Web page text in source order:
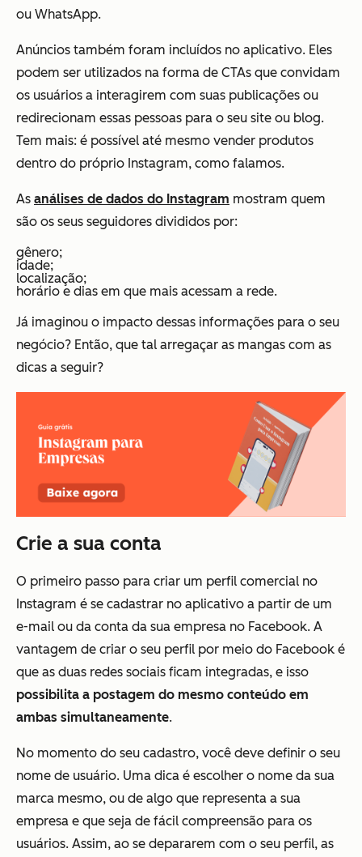
ou WhatsApp.
Anúncios também foram incluídos no aplicativo. Eles
podem ser utilizados na forma de CTAs que convidam
os usuários a interagirem com suas publicações ou
redirecionam essas pessoas para o seu site ou blog.
Tem mais: é possível até mesmo vender produtos
dentro do próprio Instagram, como falamos.
As análises de dados do Instagram mostram quem
são os seus seguidores divididos por:
gênero;
idade;
localização;
horário e dias em que mais acessam a rede.
Já imaginou o impacto dessas informações para o seu
negócio? Então, que tal arregaçar as mangas com as
dicas a seguir?
Crie a sua conta
O primeiro passo para criar um perfil comercial no
Instagram é se cadastrar no aplicativo a partir de um
e-mail ou da conta da sua empresa no Facebook. A
vantagem de criar o seu perfil por meio do Facebook é
que as duas redes sociais ficam integradas, e isso
possibilita a postagem do mesmo conteúdo em
ambas simultaneamente.
No momento do seu cadastro, você deve definir o seu
nome de usuário. Uma dica é escolher o nome da sua
marca mesmo, ou de algo que representa a sua
empresa e que seja de fácil compreensão para os
usuários. Assim, ao se depararem com o seu perfil, as